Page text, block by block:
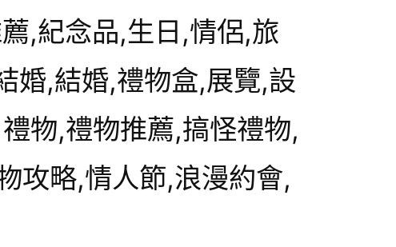
,紀念品,生日,情侶,旅
婚,結婚,禮物盒,展覽,設
物,禮物推薦,搞怪禮物,
攻略,情人節,浪漫約會,